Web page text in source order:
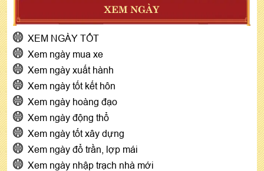
XEM NGÀY
XEM NGÀY TỐT
Xem ngày mua xe
Xem ngày xuất hành
Xem ngày tốt kết hôn
Xem ngày hoàng đạo
Xem ngày động thổ
Xem ngày tốt xây dựng
Xem ngày đổ trần, lợp mái
Xem ngày nhập trạch nhà mới